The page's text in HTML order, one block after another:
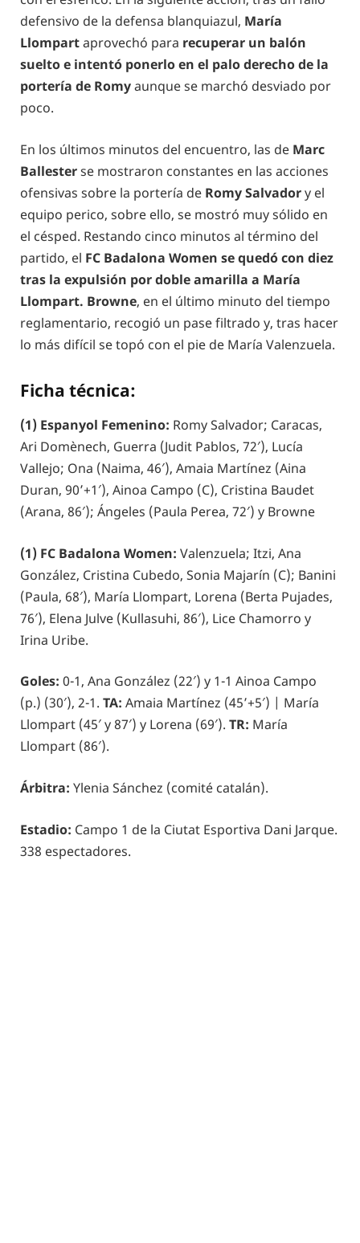
defensivo de la defensa blanquiazul, María
Llompartaprovechó para recuperar un balón
suelto e intentó ponerlo en el palo derecho de la
portería de Romyaunque se marchó desviado por
poco.
En los últimos minutos del encuentro, las de Marc
Ballesterse mostraron constantes en las acciones
ofensivas sobre la portería de Romy Salvadory el
equipo perico, sobre ello, se mostró muy sólido en
el césped. Restando cinco minutos al término del
partido, el FC Badalona Women se quedó con diez
tras la expulsión por doble amarilla a María
Llompart. Browne, en el último minuto del tiempo
reglamentario, recogió un pase filtrado y, tras hacer
lo más difícil se topó con el pie de María Valenzuela.
Ficha técnica:
(1) Espanyol Femenino: Romy Salvador; Caracas,
Ari Domènech, Guerra (Judit Pablos, 72′), Lucía
Vallejo; Ona (Naima, 46′), Amaia Martínez (Aina
Duran, 90’+1′), Ainoa Campo (C), Cristina Baudet
(Arana, 86′); Ángeles (Paula Perea, 72′) y Browne
(1) FC Badalona Women: Valenzuela; Itzi, Ana
González, Cristina Cubedo, Sonia Majarín (C); Banini
(Paula, 68′), María Llompart, Lorena (Berta Pujades,
76′), Elena Julve (Kullasuhi, 86′), Lice Chamorro y
Irina Uribe.
Goles: 0-1, Ana González (22′) y 1-1 Ainoa Campo
(p.) (30′), 2-1. TA: Amaia Martínez (45’+5′) | María
Llompart (45′ y 87′) y Lorena (69′). TR: María
Llompart (86′).
Árbitra: Ylenia Sánchez (comité catalán).
Estadio: Campo 1 de la Ciutat Esportiva Dani Jarque.
338 espectadores.